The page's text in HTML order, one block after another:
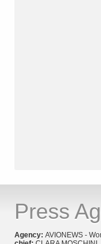
Press
Agency: AVIONEWS -